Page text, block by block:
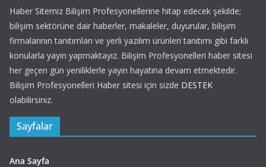
Haber Sitemiz Bilişim Profesyonellerine hitap edecek şekilde;
bilişim sektörüne dair haberler, makaleler, duyurular, bilişim
firmalarının tanıtımları ve yerli yazılım ürünleri tanıtımı gibi farklı
konularla yayın yapmaktayız. Bilişim Profesyonelleri haber sitesi
her geçen gün yeniliklerle yayın hayatına devam etmektedir.
Bilişim Profesyonelleri Haber sitesi için sizde DESTEK
olabilirsiniz.
Sayfalar
Ana Sayfa